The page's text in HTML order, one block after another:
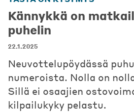
Kännykkä on
puhelin
22.1.2025
Neuvottelupöydässä
numeroista. Nolla on
Sillä ei osaajien
kilpailukyky pelastu.